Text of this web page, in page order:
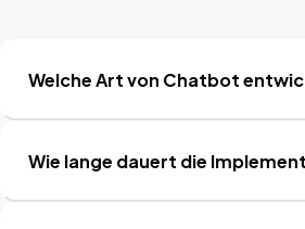
Welche Art von Chatbot
Wie lange dauert die